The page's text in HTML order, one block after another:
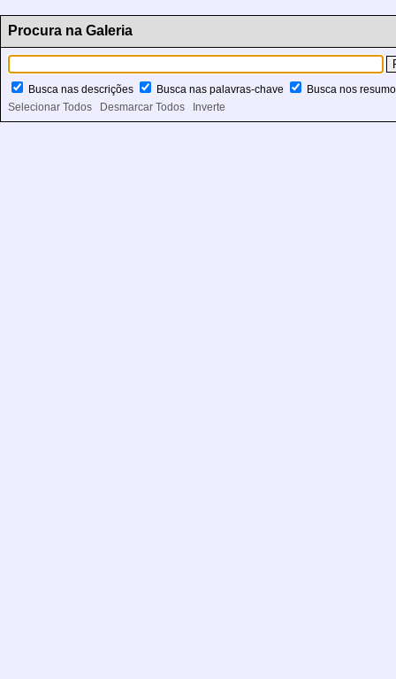
Procura na Galeria
Busca nas descrições Busca nas palavras-chave
Busca nos
Selecionar Todos
Desmarcar Todos Inverte